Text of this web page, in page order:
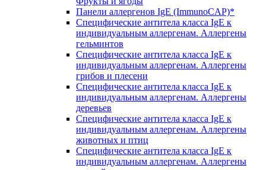
Панели аллергенов IgE (ImmunoCAP)*
Специфические антитела класса IgE к
индивидуальным аллергенам. Аллергены
гельминтов
Специфические антитела класса IgE к
индивидуальным аллергенам. Аллергены
грибов и плесени
Специфические антитела класса IgE к
индивидуальным аллергенам. Аллергены
деревьев
Специфические антитела класса IgE к
индивидуальным аллергенам. Аллергены
животных и птиц
Специфические антитела класса IgE к
индивидуальным аллергенам. Аллергены